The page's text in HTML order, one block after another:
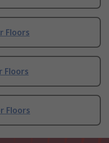
Floors
Floors
Floors